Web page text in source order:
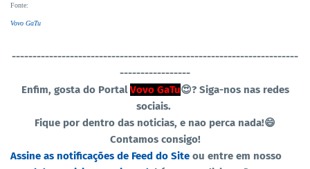
Fonte:
Vovo GaTu
---------------------------------------------------------------------
-----------------
Enfim, gosta do PortalVovo GaTu😍? Siga-nos nas redes
sociais.
Fique por dentro das noticias, e nao perca nada!😄
Contamos consigo!
Assine as notificações de Feed do Site ou entre em nosso